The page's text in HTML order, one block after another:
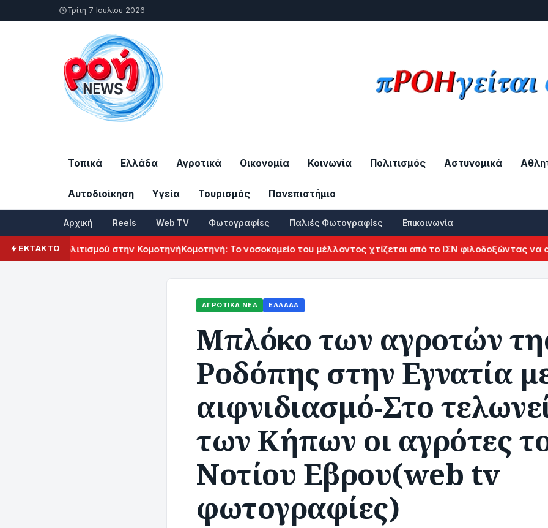
Τρίτη 7 Ιουλίου 2026
Τοπικά Ελλάδα Αγροτικά Οικονομία Κοινωνία Πολιτισμός Αστυνομικά
Αυτοδιοίκηση Υγεία Τουρισμός Πανεπιστήμιο
Αρχική Reels Web TV Φωτογραφίες Παλιές Φωτογραφίες Επικοινωνία
ΕΚΤΑΚΤΟ
Πολιτισμού στην ΚομοτηνήΚομοτηνή: Το νοσοκομείο του μέλλοντος χτίζεται από το ΙΣΝ φιλοδοξώντας να
ΑΓΡΟΤΙΚΆ ΝΈΑ ΕΛΛΆΔΑ
Μπλόκο των αγροτών
Ροδόπης στην Εγνατία
αιφνιδιασμό-Στο
των Κήπων οι αγρότες
Νοτίου Εβρου(web tv
φωτογραφίες)